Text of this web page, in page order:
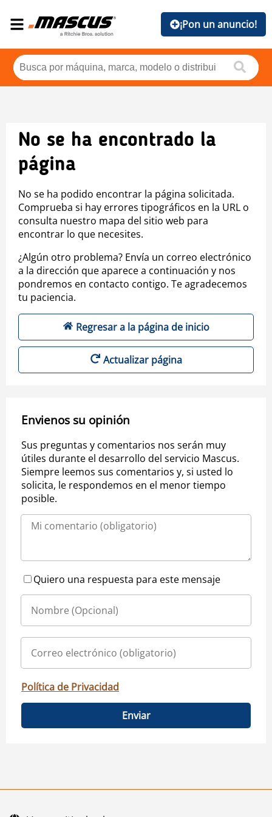
¡Pon un anuncio!
No se ha encontrado la
página
No se ha podido encontrar la página solicitada.
Comprueba si hay errores tipográficos en la URL o
consulta nuestro mapa del sitio web para
encontrar lo que necesites.
¿Algún otro problema? Envía un correo electrónico
a la dirección que aparece a continuación y nos
pondremos en contacto contigo. Te agradecemos
tu paciencia.
Regresar a la página de inicio
Actualizar página
Envienos su opinión
Sus preguntas y comentarios nos serán muy
útiles durante el desarrollo del servicio Mascus.
Siempre leemos sus comentarios y, si usted lo
solicita, le respondemos en el menor tiempo
posible.
Quiero una respuesta para este mensaje
Política de Privacidad
Enviar